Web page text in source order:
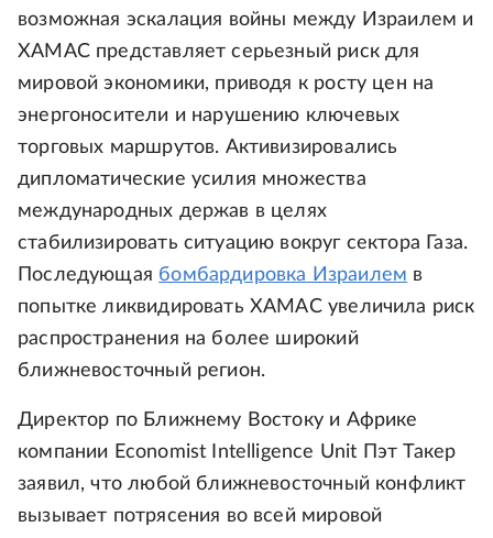
возможная эскалация войны между Израилем и
ХАМАС представляет серьезный риск для
мировой экономики, приводя к росту цен на
энергоносители и нарушению ключевых
торговых маршрутов. Активизировались
дипломатические усилия множества
международных держав в целях
стабилизировать ситуацию вокруг сектора Газа.
Последующая бомбардировка Израилем в
попытке ликвидировать ХАМАС увеличила риск
распространения на более широкий
ближневосточный регион.
Директор по Ближнему Востоку и Африке
компании Economist Intelligence Unit Пэт Такер
заявил, что любой ближневосточный конфликт
вызывает потрясения во всей мировой